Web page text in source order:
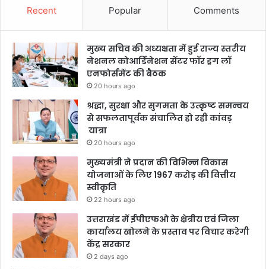
Recent Popular Comments
मुख्य सचिव की अध्यक्षता में हुई राज्य स्तरीय
नेशनल कोआर्डिनेशन सेंटर फॉर ड्रग लॉ
एनफोर्समेंट की बैठक
20 hours ago
श्रद्धा, सुरक्षा और सुगमता के उत्कृष्ट समन्वय
से सफलतापूर्वक संचालित हो रही कांवड़
यात्रा
20 hours ago
मुख्यमंत्री ने प्रदान की विभिन्न विकास
योजनाओं के लिए 1967 करोड़ की वित्तीय
स्वीकृति
22 hours ago
उत्तराखंड में ईपीएफओ के क्षेत्रीय एवं जिला
कार्यालय खोलने के प्रस्ताव पर विचार करेगी
केंद्र सरकार
2 days ago